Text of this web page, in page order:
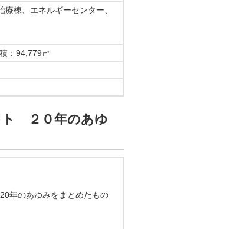
棟、エネルギーセンター、
：94,779㎡
ト ２０年のあゆ
年のあゆみをまとめたもの